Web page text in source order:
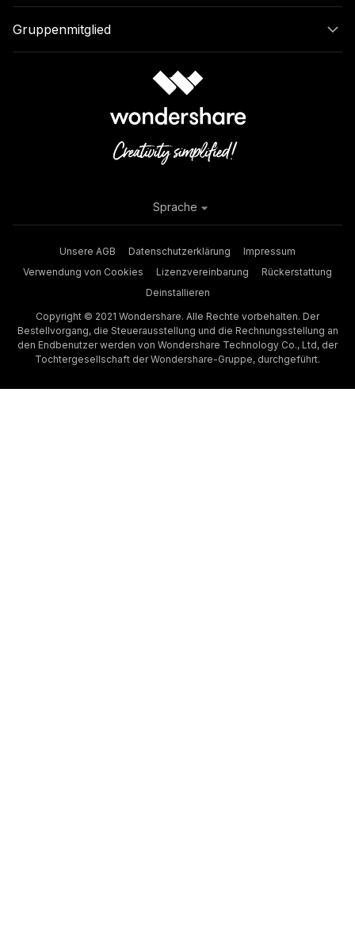
Gruppenmitglied
Unsere AGB Datenschutzerklärung
Impressum
Verwendung von Cookies
Lizenzvereinbarung
Rückerstattung
Deinstallieren
Copyright © 2021 Wondershare. Alle Rechte vorbehalten. Der
Bestellvorgang, die Steuerausstellung und die Rechnungsstellung an
den Endbenutzer werden von Wondershare Technology Co., Ltd, der
Tochtergesellschaft der Wondershare-Gruppe, durchgeführt.
Sprache